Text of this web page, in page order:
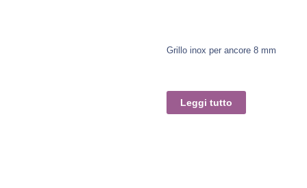
Grillo inox per ancore 8 mm
Leggi tutto